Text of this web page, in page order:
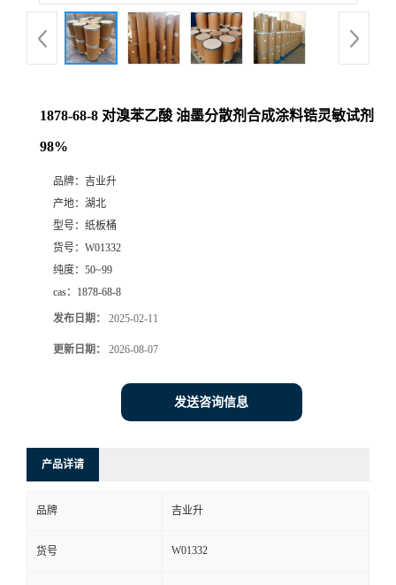
1878-68-8 对溴苯乙酸 油墨分散剂合成涂料锆灵敏试剂
98%
品牌： 吉业升
产地： 湖北
型号： 纸板桶
货号： W01332
纯度： 50~99
cas： 1878-68-8
发布日期： 2025-02-11
更新日期： 2026-08-07
发送咨询信息
产品详请
品牌 吉业升
货号 W01332